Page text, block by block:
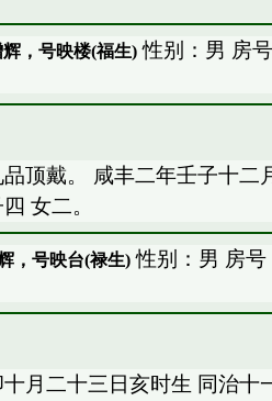
，号映楼(福生)性别：男 房
顶戴。 咸丰二年壬子十
女二。
，号映台(禄生)性别：男 房号
月二十三日亥时生 同治